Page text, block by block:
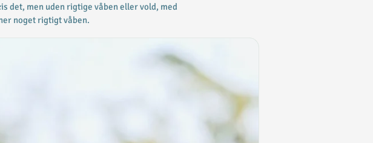
det, men uden rigtige våben eller vold, med
noget rigtigt våben.